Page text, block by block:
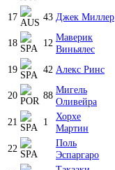
17 43 Джек Миллер
18 12 Маверик
Виньялес
19 42 Алекс Ринс
20 88 Мигель
Оливейра
21 1
Хорхе
Мартин
22
Поль
Эспаргаро